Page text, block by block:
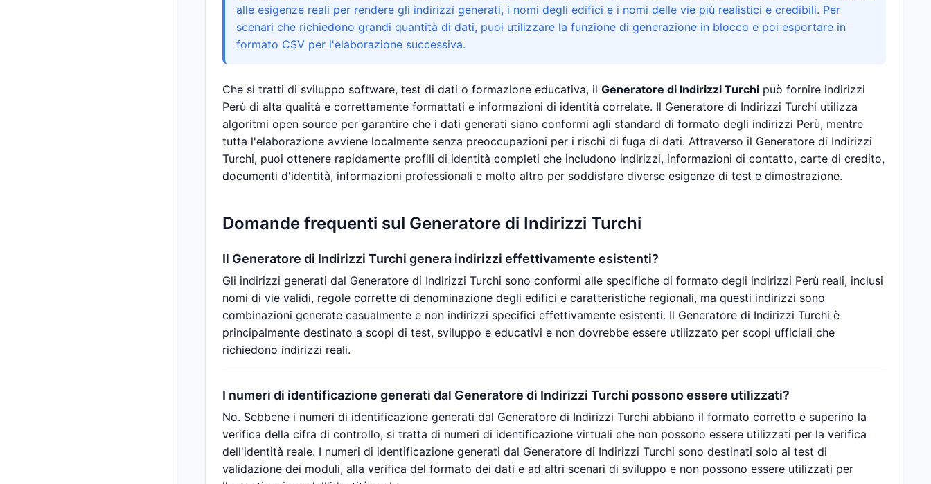
alle esigenze reali per rendere gli indirizzi generati, i nomi degli edifici e i nomi delle vie più realistici e credibili. Per
scenari che richiedono grandi quantità di dati, puoi utilizzare la funzione di generazione in blocco e poi esportare in
formato CSV per l'elaborazione successiva.
Che si tratti di sviluppo software, test di dati o formazione educativa, il Generatore di Indirizzi Turchi può fornire indirizzi
Perù di alta qualità e correttamente formattati e informazioni di identità correlate. Il Generatore di Indirizzi Turchi utilizza
algoritmi open source per garantire che i dati generati siano conformi agli standard di formato degli indirizzi Perù, mentre
tutta l'elaborazione avviene localmente senza preoccupazioni per i rischi di fuga di dati. Attraverso il Generatore di Indirizzi
Turchi, puoi ottenere rapidamente profili di identità completi che includono indirizzi, informazioni di contatto, carte di credito,
documenti d'identità, informazioni professionali e molto altro per soddisfare diverse esigenze di test e dimostrazione.
Domande frequenti sul Generatore di Indirizzi Turchi
Il Generatore di Indirizzi Turchi genera indirizzi effettivamente esistenti?
Gli indirizzi generati dal Generatore di Indirizzi Turchi sono conformi alle specifiche di formato degli indirizzi Perù reali, inclusi
nomi di vie validi, regole corrette di denominazione degli edifici e caratteristiche regionali, ma questi indirizzi sono
combinazioni generate casualmente e non indirizzi specifici effettivamente esistenti. Il Generatore di Indirizzi Turchi è
principalmente destinato a scopi di test, sviluppo e educativi e non dovrebbe essere utilizzato per scopi ufficiali che
richiedono indirizzi reali.
I numeri di identificazione generati dal Generatore di Indirizzi Turchi possono essere utilizzati?
No. Sebbene i numeri di identificazione generati dal Generatore di Indirizzi Turchi abbiano il formato corretto e superino la
verifica della cifra di controllo, si tratta di numeri di identificazione virtuali che non possono essere utilizzati per la verifica
dell'identità reale. I numeri di identificazione generati dal Generatore di Indirizzi Turchi sono destinati solo ai test di
validazione dei moduli, alla verifica del formato dei dati e ad altri scenari di sviluppo e non possono essere utilizzati per